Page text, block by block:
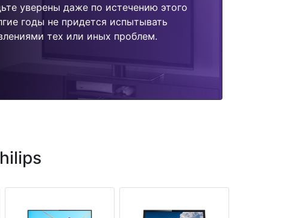
уверены даже по истечению этого
годы не придется испытывать
тех или иных проблем.